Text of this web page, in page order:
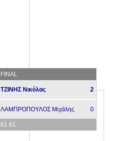
FINAL
ΤΖΙΝΗΣ Νικόλας 2
ΛΑΜΠΡΟΠΟΥΛΟΣ Μιχάλης 0
61 61